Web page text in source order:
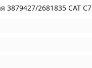
3879427/2681835 CAT C7